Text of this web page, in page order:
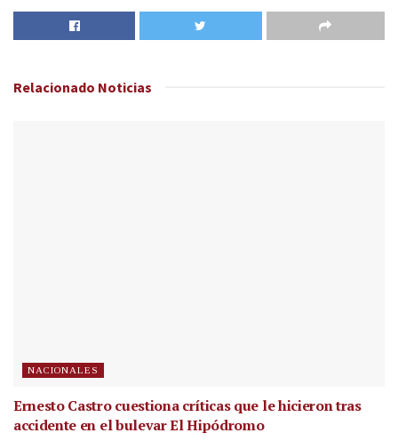
Relacionado Noticias
NACIONALES
Ernesto Castro cuestiona críticas que le hicieron tras
accidente en el bulevar El Hipódromo